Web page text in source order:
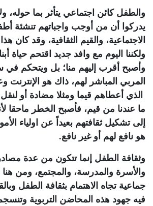
والطفل كائن اجتماعي يتأثر بما حوله،
يدركوا أن من أوجب واجباتهم تنشئة
الاجتماعية، والقيم الثقافية، وقد كان
ولكننا اليوم مع وافد جديد اقتحم حياة
وأصبح أقرب إليهم منا؛ بل ويتحكم في
المربي المباشر لهم، ذاك هو الإنترنت
الذي أعطاهم قيما ومثلا مضادة أو
ما عندنا من قيم، فأصبح الخطر ماحقا
إلى تشكيل ثقافتهم بعيداً عن اولياء
هو نافع لهم أو غير نافع.
وثقافة الطفل إنما تتكون من عدة
والأسرة والمدرسة، والمجتمع، ومن هنا
جماعية تجاه الاهتمام بثقافة الطفل
فيه جهود هذه المحاضن التربوية